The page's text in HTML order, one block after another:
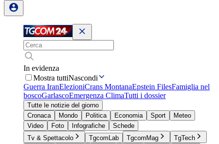
In evidenza
Mostra tuttiNascondi
Guerra IranElezioniCrans MontanaEpstein FilesFamiglia nel
boscoGarlascoEmergenza ClimaTutti i dossier
Tutte le notizie del giorno
Cronaca
Mondo Politica Economia Sport
Meteo
Video
Foto Infografiche
Schede
Tv & Spettacolo
TgcomLab TgcomMag
TgTech